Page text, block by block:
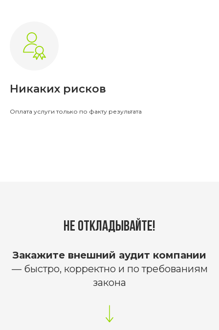
Никаких рисков
Оплата услуги только по факту результата
Не откладывайте!
Закажите внешний аудит компании
— быстро, корректно и по требованиям
закона